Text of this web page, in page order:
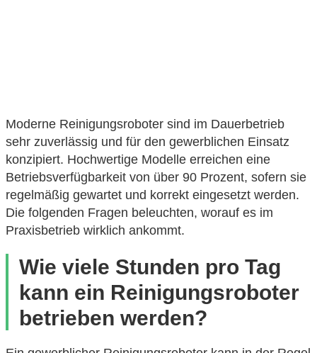
Moderne Reinigungsroboter sind im Dauerbetrieb
sehr zuverlässig und für den gewerblichen Einsatz
konzipiert. Hochwertige Modelle erreichen eine
Betriebsverfügbarkeit von über 90 Prozent, sofern sie
regelmäßig gewartet und korrekt eingesetzt werden.
Die folgenden Fragen beleuchten, worauf es im
Praxisbetrieb wirklich ankommt.
Wie viele Stunden pro Tag
kann ein Reinigungsroboter
betrieben werden?